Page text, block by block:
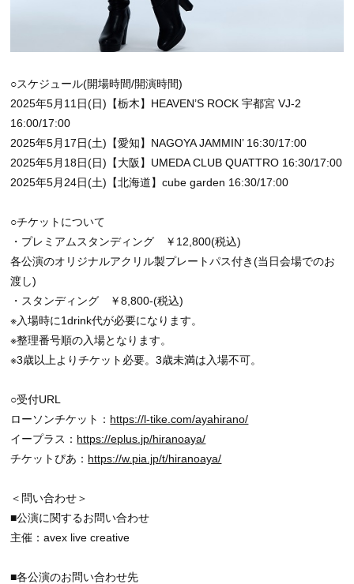
○スケジュール(開場時間/開演時間)
2025年5月11日(日)【栃木】HEAVEN’S ROCK 宇都宮 VJ-2
16:00/17:00
2025年5月17日(土)【愛知】NAGOYA JAMMIN’ 16:30/17:00
2025年5月18日(日)【大阪】UMEDA CLUB QUATTRO 16:30/17:00
2025年5月24日(土)【北海道】cube garden 16:30/17:00
○チケットについて
・プレミアムスタンディング ￥12,800(税込)
各公演のオリジナルアクリル製プレートパス付き(当日会場でのお
渡し)
・スタンディング ￥8,800-(税込)
※入場時に1drink代が必要になります。
※整理番号順の入場となります。
※3歳以上よりチケット必要。3歳未満は入場不可。
○受付URL
ローソンチケット： https://l-tike.com/ayahirano/
イープラス： https://eplus.jp/hiranoaya/
チケットぴあ： https://w.pia.jp/t/hiranoaya/
＜問い合わせ＞
■公演に関するお問い合わせ
主催：avex live creative
■各公演のお問い合わせ先